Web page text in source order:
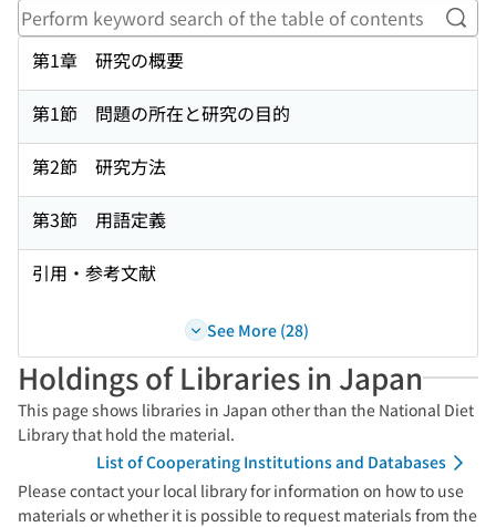
第1章 研究の概要
第1節 問題の所在と研究の目的
第2節 研究方法
第3節 用語定義
引用・参考文献
See More (28)
Holdings of Libraries in Japan
This page shows libraries in Japan other than the National Diet
Library that hold the material.
List of Cooperating Institutions and Databases
Please contact your local library for information on how to use
materials or whether it is possible to request materials from the